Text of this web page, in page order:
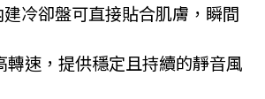
冷卻盤可直接貼合肌膚，瞬間
速，提供穩定且持續的靜音風